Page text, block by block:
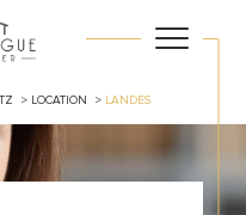
LOCATION LANDES